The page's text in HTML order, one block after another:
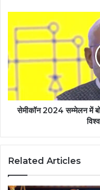
सेमीकॉन 2024 सम्मेलन में
Related Articles